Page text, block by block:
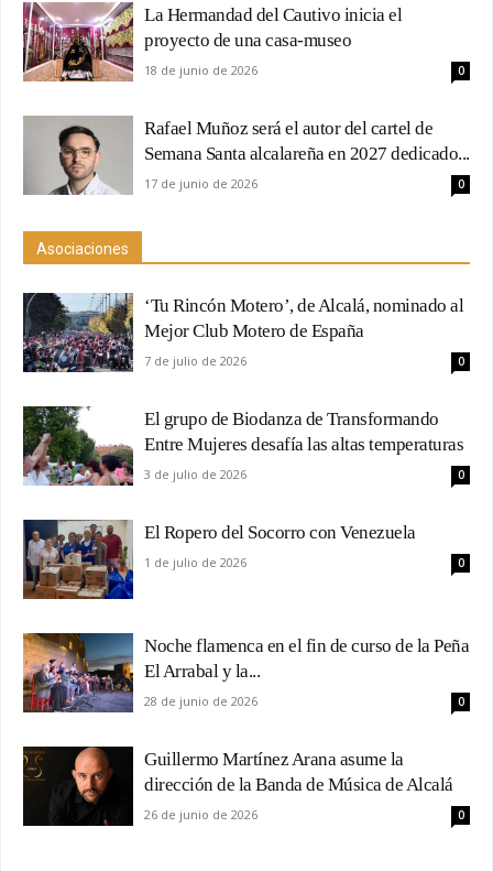
La Hermandad del Cautivo inicia el
proyecto de una casa-museo
18 de junio de 2026 0
Rafael Muñoz será el autor del cartel de
Semana Santa alcalareña en 2027 dedicado...
17 de junio de 2026 0
Asociaciones
‘Tu Rincón Motero’, de Alcalá, nominado al
Mejor Club Motero de España
7 de julio de 2026 0
El grupo de Biodanza de Transformando
Entre Mujeres desafía las altas temperaturas
3 de julio de 2026 0
El Ropero del Socorro con Venezuela
1 de julio de 2026 0
Noche flamenca en el fin de curso de la Peña
El Arrabal y la...
28 de junio de 2026 0
Guillermo Martínez Arana asume la
dirección de la Banda de Música de Alcalá
26 de junio de 2026 0